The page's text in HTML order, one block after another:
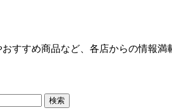
すすめ商品など、各店からの情報満